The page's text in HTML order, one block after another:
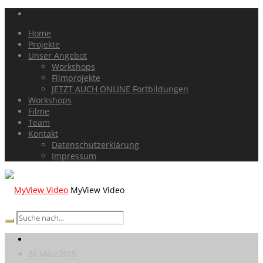
Home
Projekte
Unser Angebot
Workshops
Filmprojekte
JETZT AUCH ONLINE Fortbildungen
Workshops
Filme
Team
Kontakt
Datenschutzerklärung
Impressum
MyView Video